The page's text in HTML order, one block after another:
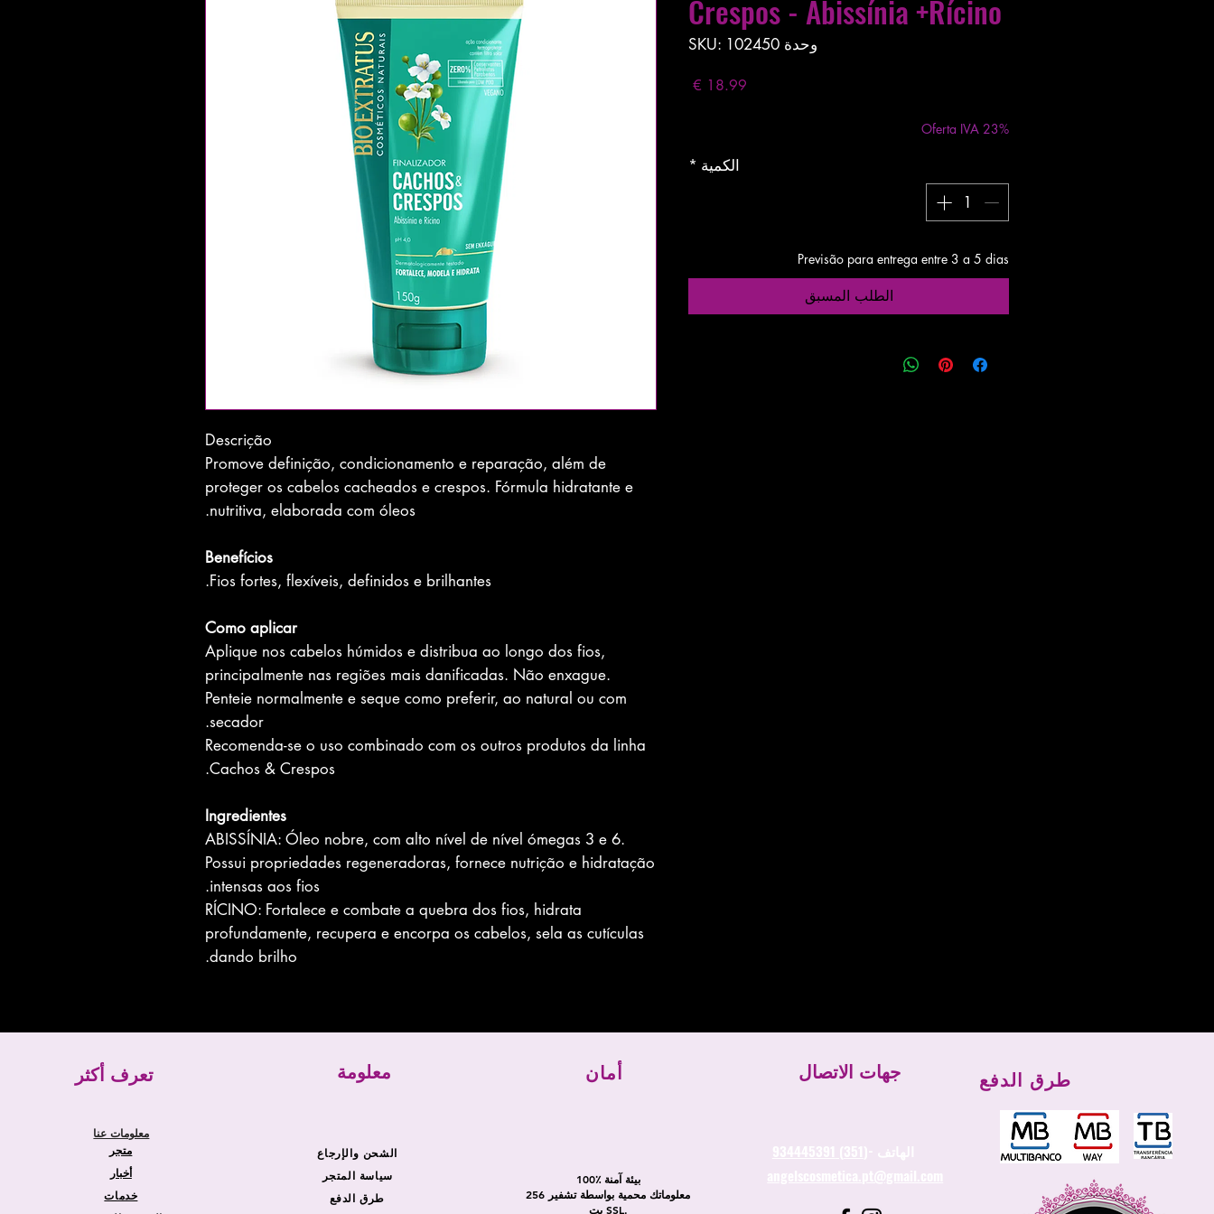
Descrição
Promove definição, condicionamento e reparação, além de
proteger os cabelos cacheados e crespos. Fórmula hidratante e
nutritiva, elaborada com óleos.
Benefícios
Fios fortes, flexíveis, definidos e brilhantes.
Como aplicar
Aplique nos cabelos húmidos e distribua ao longo dos fios,
principalmente nas regiões mais danificadas. Não enxague.
Penteie normalmente e seque como preferir, ao natural ou com
secador.
Recomenda-se o uso combinado com os outros produtos da linha
Cachos & Crespos.
Ingredientes
ABISSÍNIA: Óleo nobre, com alto nível de nível ómegas 3 e 6.
Possui propriedades regeneradoras, fornece nutrição e hidratação
intensas aos fios.
RÍCINO: Fortalece e combate a quebra dos fios, hidrata
profundamente, recupera e encorpa os cabelos, sela as cutículas
dando brilho.
Crespos - Abissínia +Rícino
وحدة SKU: 102450
السعر
Oferta IVA 23%
الكمية *
Previsão para entrega entre 3 a 5 dias
الطلب المسبق
تعرف أكثر
متجر
أخبار
خدمات
معلومات عنا
معلومة
الشحن والإرجاع
سياسة المتجر
طرق الدفع
أمان
100٪ بيئة آمنة
معلوماتك محمية بواسطة تشفير 256
بت SSL.
جهات الاتصال
الهاتف -(351) 934445391
angelscosmetica.pt@gmail.com
طرق الدفع